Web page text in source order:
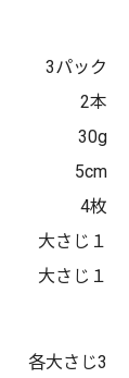
3パック
2本
30g
5cm
4枚
大さじ１
大さじ１
各大さじ3